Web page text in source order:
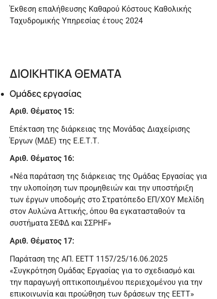
Έκθεση επαλήθευσης Καθαρού Κόστους Καθολικής
Ταχυδρομικής Υπηρεσίας έτους 2024
ΔΙΟΙΚΗΤΙΚΑ ΘΕΜΑΤΑ
Ομάδες εργασίας
Αριθ. Θέματος 15:
Επέκταση της διάρκειας της Μονάδας Διαχείρισης
Έργων (ΜΔΕ) της Ε.Ε.Τ.Τ.
Αριθ. Θέματος 16:
«Νέα παράταση της διάρκειας της Ομάδας Εργασίας για
την υλοποίηση των προμηθειών και την υποστήριξη
των έργων υποδομής στο Στρατόπεδο ΕΠ/ΧΟΥ Μελίδη
στον Αυλώνα Αττικής, όπου θα εγκατασταθούν τα
συστήματα ΣΕΦΔ και ΣΣΡHF»
Αριθ. Θέματος 17:
Παράταση της ΑΠ. ΕΕΤΤ 1157/25/16.06.2025
«Συγκρότηση Ομάδας Εργασίας για το σχεδιασμό και
την παραγωγή οπτικοποιημένου περιεχομένου για την
επικοινωνία και προώθηση των δράσεων της ΕΕΤΤ»